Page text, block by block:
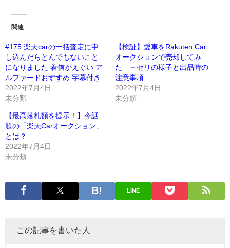
関連
#175 楽天carの一括査定に申
し込んだらとんでもないこと
になりました 着信がえぐい ア
ルファードおすすめ 字幕付き
2022年7月4日
未分類
【検証】愛車をRakuten Car
オークションで売却してみ
た －セリの様子と出品時の
注意事項
2022年7月4日
未分類
【最高落札額を提示！】今話
題の「楽天Carオークション」
とは？
2022年7月4日
未分類
LINE
この記事を書いた人